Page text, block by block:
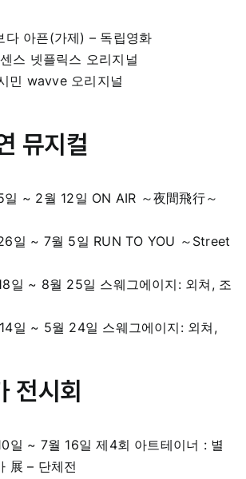
다 아픈(가제) – 독립영화
스 넷플릭스 오리지널
민 wavve 오리지널
뮤지컬
~ 2월 12일 ON AIR ～夜間飛行～
일 ~ 7월 5일 RUN TO YOU ～Street
일 ~ 8월 25일 스웨그에이지: 외쳐, 조
일 ~ 5월 24일 스웨그에이지: 외쳐,
전시회
일 ~ 7월 16일 제4회 아트테이너 : 별
展 – 단체전